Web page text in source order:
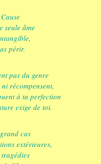
seule âme
périr.
pas du genre
récompensent,
à ta perfection
exige de toi.
cas
extérieures,